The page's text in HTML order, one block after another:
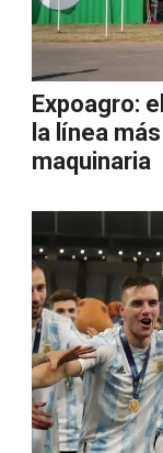
Expoagro:
la línea
maquinaria